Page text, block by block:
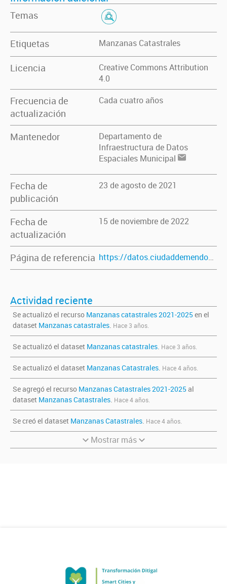
Temas
Etiquetas Manzanas Catastrales
Licencia
Creative Commons Attribution
4.0
Frecuencia de
actualización
Cada cuatro años
Mantenedor
Departamento de
Infraestructura de Datos
Espaciales Municipal
Fecha de
publicación
23 de agosto de 2021
Fecha de
actualización
15 de noviembre de 2022
Página de referencia https://datos.ciudaddemendoza.gob.ar/dataset/manzanas-catastrales
Actividad reciente
Se actualizó el recurso Manzanas catastrales 2021-2025 en el
dataset Manzanas catastrales. Hace 3 años.
Se actualizó el dataset Manzanas catastrales. Hace 3 años.
Se actualizó el dataset Manzanas Catastrales. Hace 4 años.
Se agregó el recurso Manzanas Catastrales 2021-2025 al
dataset Manzanas Catastrales. Hace 4 años.
Se creó el dataset Manzanas Catastrales. Hace 4 años.
Mostrar más